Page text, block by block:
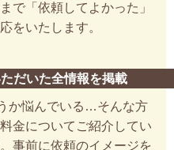
で「依頼してよかった」
をいたします。
だいた全情報を掲載
か悩んでいる…そんな方
金についてご紹介してい
事前に依頼のイメージを